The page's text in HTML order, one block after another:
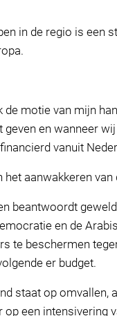
in de regio is een
motie van mijn
en wanneer
vanuit
aanwakkeren
beantwoordt
en de
te beschermen
er budget.
staat op omvallen,
een intensivering